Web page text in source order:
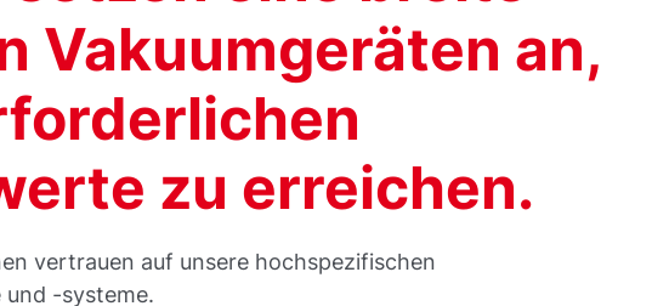
Vakuumgeräten an,
zu erreichen.
vertrauen auf unsere hochspezifischen
und -systeme.